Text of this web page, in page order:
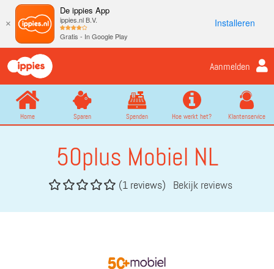
×
De ippies App
ippies.nl B.V.
Gratis - In Google Play
Installeren
Aanmelden
Home Sparen Spenden Hoe werkt het? Klantenservice
50plus Mobiel NL
(1 reviews) Bekijk reviews